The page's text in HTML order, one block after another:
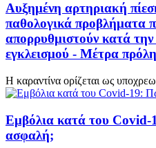
Αυξημένη αρτηριακή
παθολογικά προβλήματα
απορρυθμιστούν κατά την
εγκλεισμού - Μέτρα
Η καραντίνα ορίζεται ως
Εμβόλια κατά του Covid-
ασφαλή;